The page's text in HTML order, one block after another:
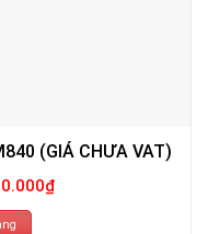
(GIÁ CHƯA VAT)
₫Giá
hiện